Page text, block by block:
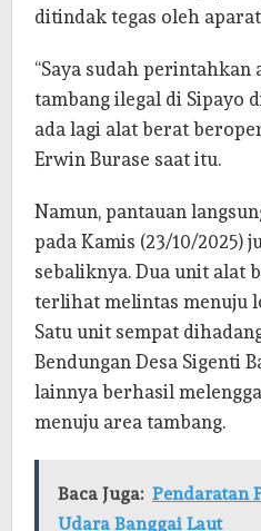
ditindak tegas oleh
“Saya sudah
tambang ilegal di Sipayo
ada lagi alat berat
Erwin Burase saat itu.
Namun, pantauan
pada Kamis (23/10/2025)
sebaliknya. Dua unit alat
terlihat melintas menuju
Satu unit sempat
Bendungan Desa Sigenti
lainnya berhasil
menuju area tambang.
Baca Juga: Pendaratan
Udara Banggai Laut